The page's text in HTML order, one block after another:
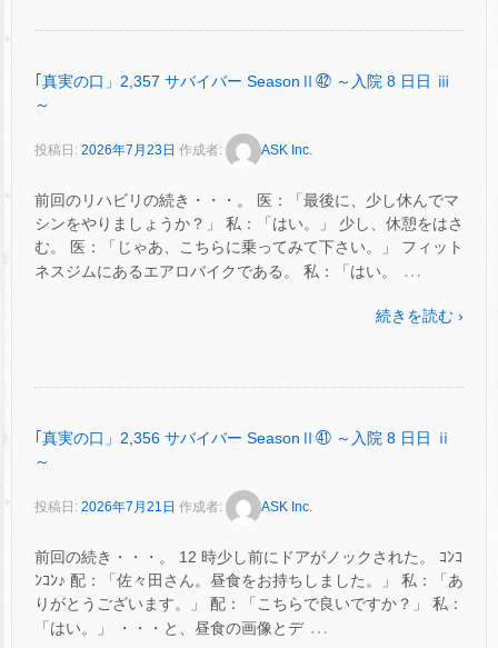
｢真実の口」2,357 サバイバー SeasonⅡ㊷ ～入院 8 日日 ⅲ
～
投稿日: 2026年7月23日 作成者: ASK Inc.
前回のリハビリの続き・・・。 医：「最後に、少し休んでマ
シンをやりましょうか？」 私：「はい。」 少し、休憩をはさ
む。 医：「じゃあ、こちらに乗ってみて下さい。」 フィット
ネスジムにあるエアロバイクである。 私：「はい。
…
続きを読む ›
｢真実の口」2,356 サバイバー SeasonⅡ㊶ ～入院 8 日日 ⅱ
～
投稿日: 2026年7月21日 作成者: ASK Inc.
前回の続き・・・。 12 時少し前にドアがノックされた。 ｺﾝｺ
ﾝｺﾝ♪ 配：「佐々田さん。昼食をお持ちしました。」 私：「あ
りがとうございます。」 配：「こちらで良いですか？」 私：
「はい。」 ・・・と、昼食の画像とデ …